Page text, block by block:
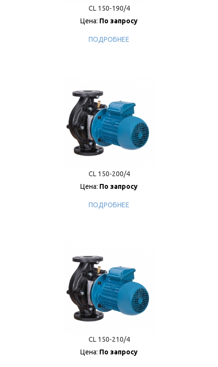
CL 150-190/4
Цена: По запросу
ПОДРОБНЕЕ
CL 150-200/4
Цена: По запросу
ПОДРОБНЕЕ
CL 150-210/4
Цена: По запросу